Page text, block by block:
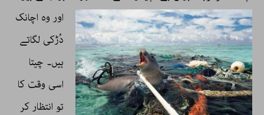
اور وہ اچانک
دُڑکی لگاتے
ہیں۔ چیتا
اسی وقت کا
تو انتظار کر